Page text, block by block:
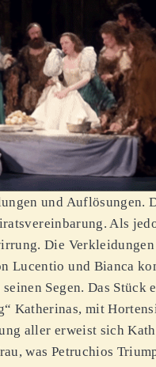
und Auflösungen.
Als
Die
Lucentio und Bianca
Segen. Das Stück
Katherinas, mit
aller erweist sich
was Petruchios